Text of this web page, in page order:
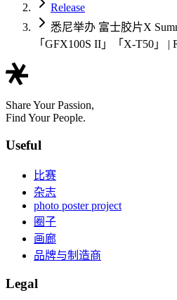
Release
悉尼举办 富士胶片X
「GFX100S II」「X-T50」 |
Share Your Passion,
Find Your People.
Useful
比赛
杂志
photo poster project
圈子
画廊
品牌与制造商
Legal